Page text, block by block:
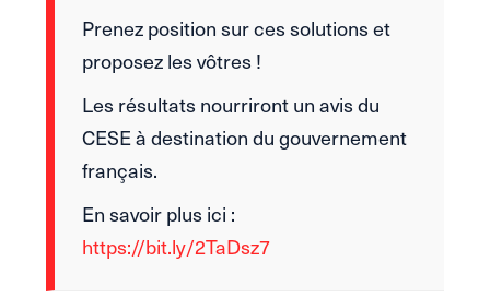
Prenez position sur ces solutions et
proposez les vôtres !
Les résultats nourriront un avis du
CESE à destination du gouvernement
français.
En savoir plus ici :
https://bit.ly/2TaDsz7